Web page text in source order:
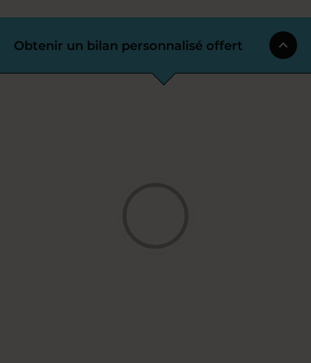
Obtenir un bilan personnalisé offert